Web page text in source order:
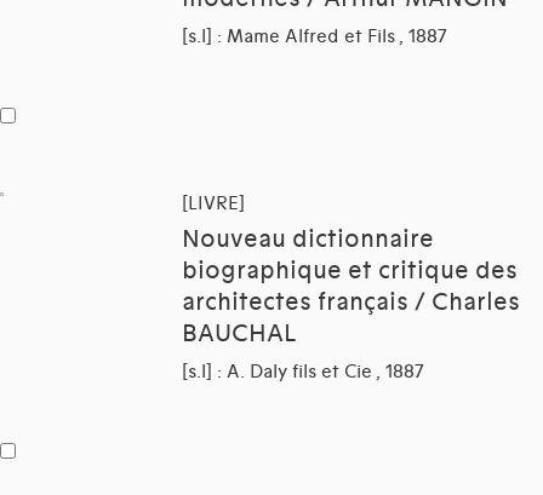
[s.l] : Mame Alfred et Fils , 1887
[LIVRE]
Nouveau dictionnaire
biographique et critique des
architectes français / Charles
BAUCHAL
[s.l] : A. Daly fils et Cie , 1887